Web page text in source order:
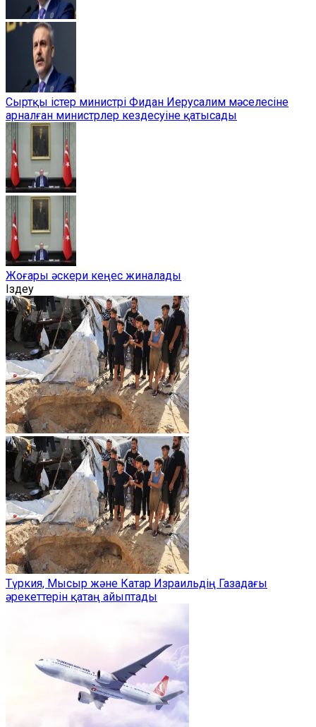
Сыртқы істер министрі Фидан Иерусалим мәселесіне
арналған министрлер кездесуіне қатысады
Жоғары әскери кеңес жиналады
Іздеу
Түркия, Мысыр және Катар Израильдің Газадағы
әрекеттерін қатаң айыптады